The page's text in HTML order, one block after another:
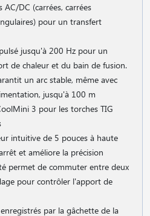
DC (carrées, carrées
pour un transfert
jusqu'à 200 Hz pour un
de chaleur et du bain de fusion.
un arc stable, même avec
jusqu'à 100 m
3 pour les torches TIG
intuitive de 5 pouces à haute
et améliore la précision
permet de commuter entre deux
pour contrôler l'apport de
par la gâchette de la